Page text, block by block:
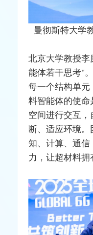
曼彻斯特大学
北京大学教授
能体若干思考"
每一个结构单
料智能体的使
空间进行交互，
断、适应环境
知、计算、通
力，让超材料拥